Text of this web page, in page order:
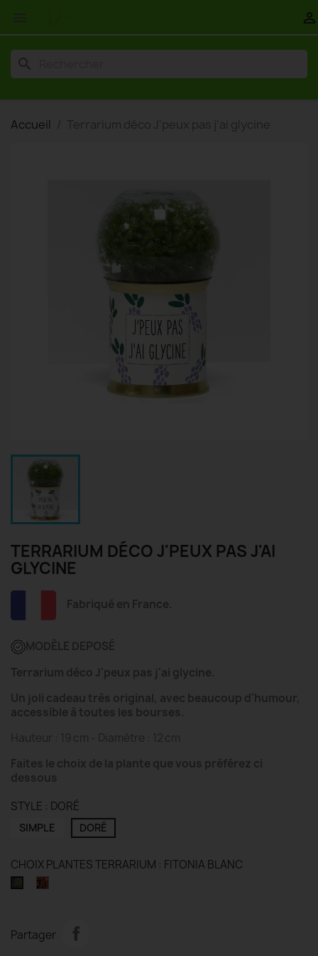

search
Accueil Terrarium déco J'peux pas j'ai glycine
TERRARIUM DÉCO J'PEUX PAS J'AI
GLYCINE
Fabriqué en France.
MODÈLE DEPOSÉ
Terrarium déco J'peux pas j'ai glycine.
Un joli cadeau très original, avec beaucoup d'humour,
accessible à toutes les bourses.
Hauteur : 19 cm - Diamètre : 12 cm
Faites le choix de la plante que vous préférez ci
dessous
STYLE : DORÉ
SIMPLE DORÉ
CHOIX PLANTES TERRARIUM : FITONIA BLANC
FITONIA
Partager